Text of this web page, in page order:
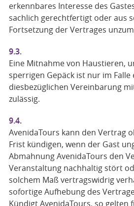
erkennbares Interesse des
sachlich gerechtfertigt oder aus
Fortsetzung der Vertrages
9.3.
Eine Mitnahme von Haustieren,
sperrigen Gepäck ist nur im
diesbezüglichen Vereinbarung
zulässig.
9.4.
AvenidaTours kann den Vertrag
Frist kündigen, wenn der Gast
Abmahnung AvenidaTours den
Veranstaltung nachhaltig stört
solchem Maß vertragswidrig
sofortige Aufhebung des
Kündigt AvenidaTours, so gelten